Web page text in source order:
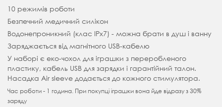
10 режимів роботи
Безпечний медичний силікон
Водонепроникний (клас IPx7) - можна брати в душ і ванну
Заряджається від магнітного USB-кабелю
У наборі є еко-чохол для іграшки з переробленого
пластику, кабель USB для зарядки і гарантійний талон.
Насадка Air sleeve додається до кожного стимулятора.
Час роботи - 1 година. При покупці іграшки вона йде відразу з 30%
заряду